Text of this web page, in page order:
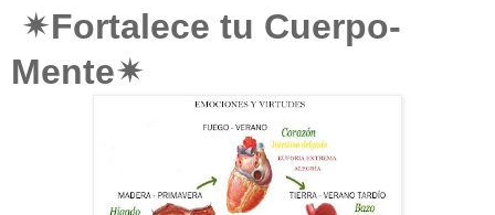
✴Fortalece tu Cuerpo-
Mente✴